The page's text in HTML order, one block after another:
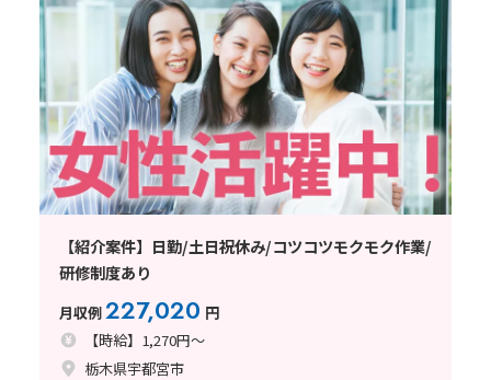
【紹介案件】日勤/土日祝休み/コツコツモクモク作業/
研修制度あり
月収例227,020 円
【時給】1,270円～
栃木県宇都宮市